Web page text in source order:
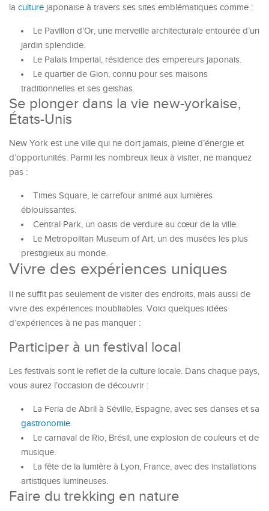
la culture japonaise à travers ses sites emblématiques comme :
Le Pavillon d’Or, une merveille architecturale entourée d’un
jardin splendide.
Le Palais Imperial, résidence des empereurs japonais.
Le quartier de Gion, connu pour ses maisons
traditionnelles et ses geishas.
Se plonger dans la vie new-yorkaise,
États-Unis
New York est une ville qui ne dort jamais, pleine d’énergie et
d’opportunités. Parmi les nombreux lieux à visiter, ne manquez
pas :
Times Square, le carrefour animé aux lumières
éblouissantes.
Central Park, un oasis de verdure au cœur de la ville.
Le Metropolitan Museum of Art, un des musées les plus
prestigieux au monde.
Vivre des expériences uniques
Il ne suffit pas seulement de visiter des endroits, mais aussi de
vivre des expériences inoubliables. Voici quelques idées
d’expériences à ne pas manquer :
Participer à un festival local
Les festivals sont le reflet de la culture locale. Dans chaque pays,
vous aurez l’occasion de découvrir :
La Feria de Abril à Séville, Espagne, avec ses danses et sa
gastronomie.
Le carnaval de Rio, Brésil, une explosion de couleurs et de
musique.
La fête de la lumière à Lyon, France, avec des installations
artistiques lumineuses.
Faire du trekking en nature